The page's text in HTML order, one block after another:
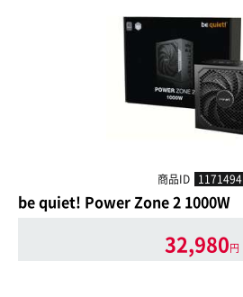
商品ID 1171494
be quiet! Power Zone 2 1000W
32,980円